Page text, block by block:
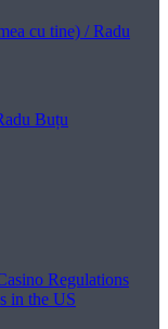
cu tine) / Radu
Buțu
Regulations
in the US